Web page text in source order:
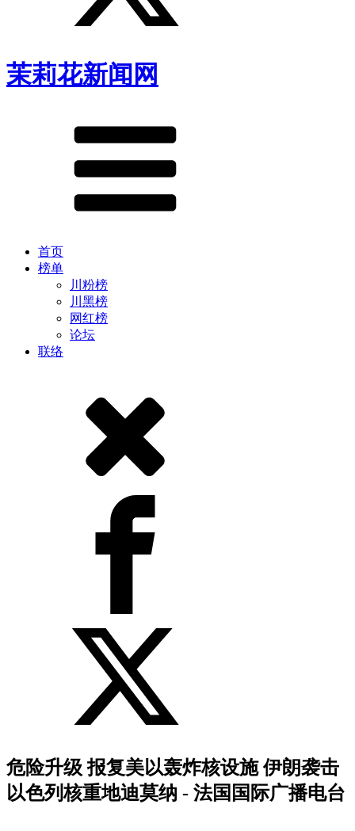
茉莉花新闻网
首页
榜单
川粉榜
川黑榜
网红榜
论坛
联络
危险升级 报复美以轰炸核设施 伊朗袭击
以色列核重地迪莫纳 - 法国国际广播电台